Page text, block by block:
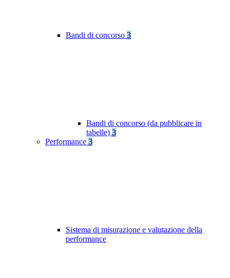
Bandi di concorso 3
Bandi di concorso (da pubblicare in
tabelle) 3
Performance 3
Sistema di misurazione e valutazione della
performance